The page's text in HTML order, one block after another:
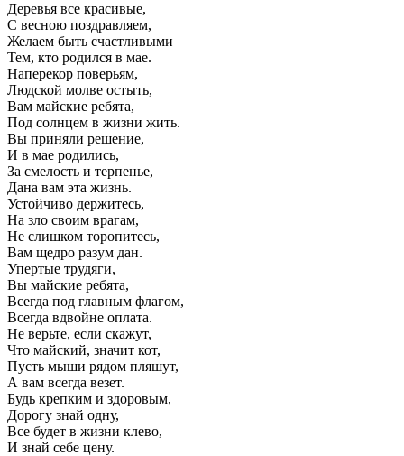
Деревья все красивые,
С весною поздравляем,
Желаем быть счастливыми
Тем, кто родился в мае.
Наперекор поверьям,
Людской молве остыть,
Вам майские ребята,
Под солнцем в жизни жить.
Вы приняли решение,
И в мае родились,
За смелость и терпенье,
Дана вам эта жизнь.
Устойчиво держитесь,
На зло своим врагам,
Не слишком торопитесь,
Вам щедро разум дан.
Упертые трудяги,
Вы майские ребята,
Всегда под главным флагом,
Всегда вдвойне оплата.
Не верьте, если скажут,
Что майский, значит кот,
Пусть мыши рядом пляшут,
А вам всегда везет.
Будь крепким и здоровым,
Дорогу знай одну,
Все будет в жизни клево,
И знай себе цену.